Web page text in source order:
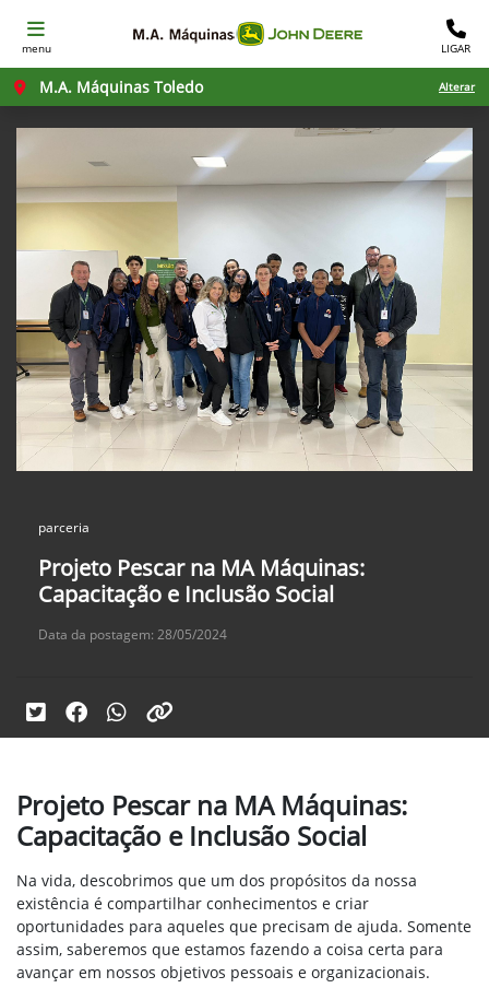
menu LIGAR
M.A. Máquinas Toledo Alterar
parceria
Projeto Pescar na MA Máquinas:
Capacitação e Inclusão Social
Data da postagem: 28/05/2024
Projeto Pescar na MA Máquinas:
Capacitação e Inclusão Social
Na vida, descobrimos que um dos propósitos da nossa
existência é compartilhar conhecimentos e criar
oportunidades para aqueles que precisam de ajuda. Somente
assim, saberemos que estamos fazendo a coisa certa para
avançar em nossos objetivos pessoais e organizacionais.